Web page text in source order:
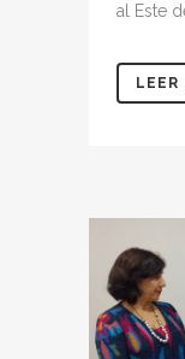
al Este
LEER